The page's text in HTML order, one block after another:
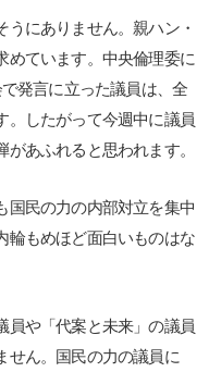
にありません。親ハン・
めています。中央倫理委に
発言に立った議員は、全
。したがって今週中に議員
あふれると思われます。
民の力の内部対立を集中
輪もめほど面白いものはな
や「代案と未来」の議員
せん。国民の力の議員に